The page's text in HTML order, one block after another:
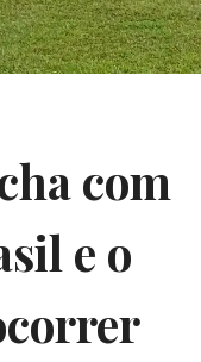
com
e o